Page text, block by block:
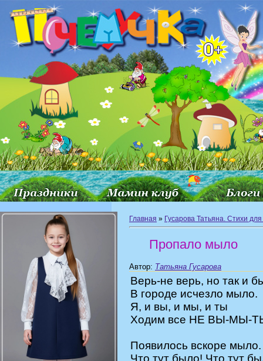
Главная » Гусарова Татьяна. Стихи
Пропало мыло
Автор: Татьяна Гусарова
Верь-не верь, но так и
В городе исчезло мыло.
Я, и вы, и мы, и ты
Ходим все НЕ ВЫ-МЫ-
Появилось вскоре мыло.